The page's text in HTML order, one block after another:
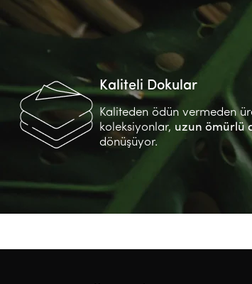
Kaliteli Dokular
Kaliteden ödün vermeden
koleksiyonlar, uzun ömürlü
dönüşüyor.